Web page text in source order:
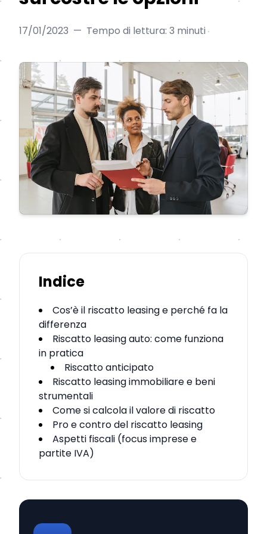
17/01/2023 — Tempo di lettura: 3 minuti
Indice
Cos’è il riscatto leasing e perché fa la
differenza
Riscatto leasing auto: come funziona
in pratica
Riscatto anticipato
Riscatto leasing immobiliare e beni
strumentali
Come si calcola il valore di riscatto
Pro e contro del riscatto leasing
Aspetti fiscali (focus imprese e
partite IVA)